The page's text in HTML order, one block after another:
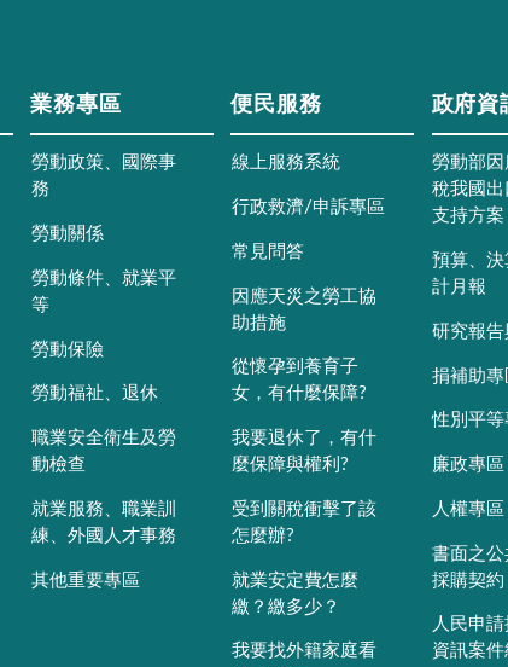
業務專區
勞動政策、國際事
務
勞動關係
勞動條件、就業平
等
勞動保險
勞動福祉、退休
職業安全衛生及勞
動檢查
就業服務、職業訓
練、外國人才事務
其他重要專區
便民服務
線上服務系統
行政救濟/申訴專區
常見問答
因應天災之勞工協
助措施
從懷孕到養育子
女，有什麼保障?
我要退休了，有什
麼保障與權利?
受到關稅衝擊了該
怎麼辦?
就業安定費怎麼
繳？繳多少？
我要找外籍家庭看
政府資
勞動部因
稅我國
支持方案
預算、
計月報
研究報
捐補助專
性別平等
廉政專區
人權專區
書面之公
採購契約
人民申
資訊案